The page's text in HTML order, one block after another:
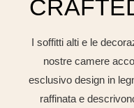
I soffitti alti e le
nostre camere
esclusivo design in
raffinata e